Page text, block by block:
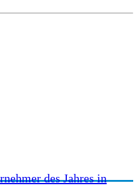
des Jahres in